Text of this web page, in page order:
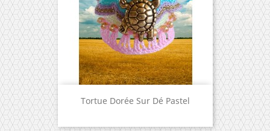
Tortue Dorée Sur Dé Pastel